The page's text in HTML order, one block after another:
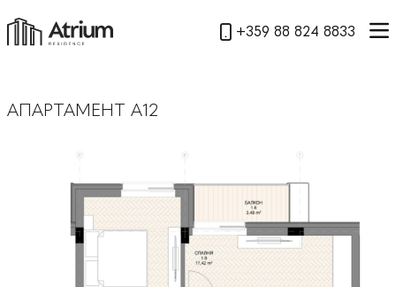
+359 88 824 8833
АПАРТАМЕНТ А12